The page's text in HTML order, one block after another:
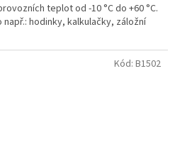
teplot od -10 °C do +60 °C.
hodinky, kalkulačky, záložní
Kód: B1502